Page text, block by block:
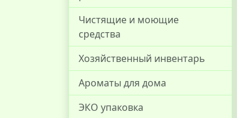
Чистящие и моющие
средства
Хозяйственный инвентарь
Ароматы для дома
ЭКО упаковка